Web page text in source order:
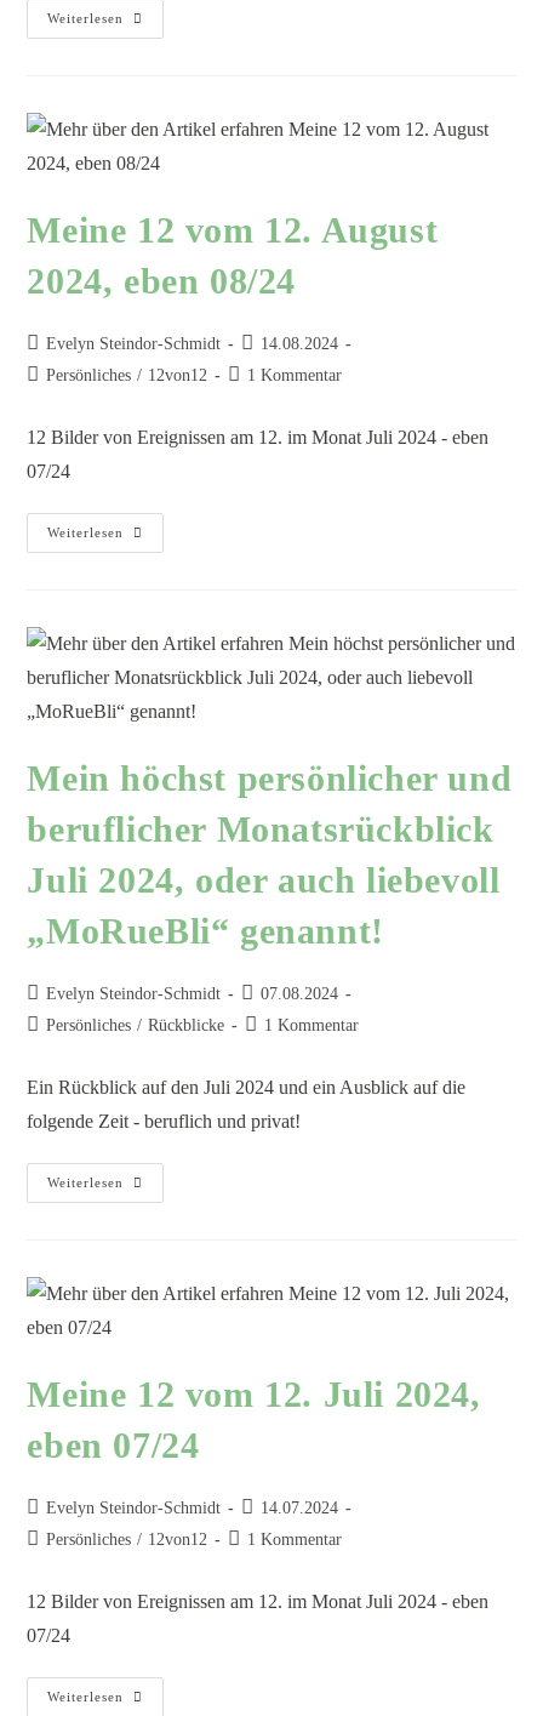
Weiterlesen
Meine 12 vom 12. August
2024, eben 08/24
Evelyn Steindor-Schmidt
14.08.2024
Persönliches / 12von12 1 Kommentar
12 Bilder von Ereignissen am 12. im Monat Juli 2024 - eben
07/24
Weiterlesen
Mein höchst persönlicher und
beruflicher Monatsrückblick
Juli 2024, oder auch liebevoll
„MoRueBli“ genannt!
Evelyn Steindor-Schmidt
07.08.2024
Persönliches / Rückblicke 1 Kommentar
Ein Rückblick auf den Juli 2024 und ein Ausblick auf die
folgende Zeit - beruflich und privat!
Weiterlesen
Meine 12 vom 12. Juli 2024,
eben 07/24
Evelyn Steindor-Schmidt
14.07.2024
Persönliches / 12von12 1 Kommentar
12 Bilder von Ereignissen am 12. im Monat Juli 2024 - eben
07/24
Weiterlesen